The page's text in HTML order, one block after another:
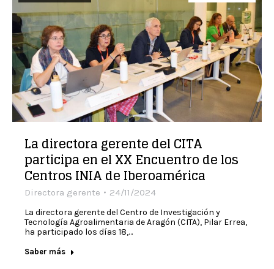
La directora gerente del CITA
participa en el XX Encuentro de los
Centros INIA de Iberoamérica
Directora gerente 24/11/2024
La directora gerente del Centro de Investigación y
Tecnología Agroalimentaria de Aragón (CITA), Pilar Errea,
ha participado los días 18,…
Saber más